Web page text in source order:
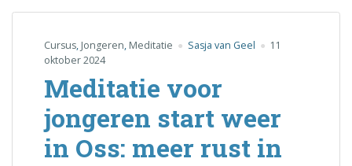
Cursus, Jongeren, Meditatie Sasja van Geel
11
oktober 2024
Meditatie voor
jongeren start weer
in Oss: meer rust in